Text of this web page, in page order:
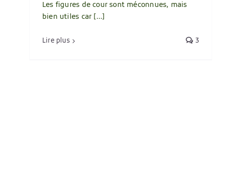
Les figures de cour sont méconnues, mais
bien utiles car [...]
Lire plus 3